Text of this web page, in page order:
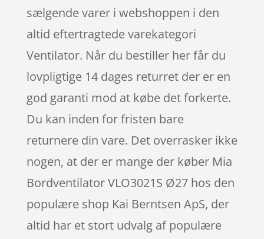
sælgende varer i webshoppen i den
altid eftertragtede varekategori
Ventilator. Når du bestiller her får du
lovpligtige 14 dages returret der er en
god garanti mod at købe det forkerte.
Du kan inden for fristen bare
returnere din vare. Det overrasker ikke
nogen, at der er mange der køber Mia
Bordventilator VLO3021S Ø27 hos den
populære shop Kai Berntsen ApS, der
altid har et stort udvalg af populære